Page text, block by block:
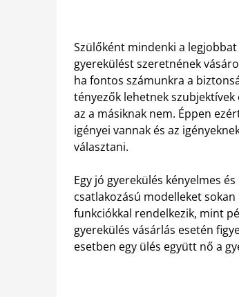
Szülőként mindenki a
gyerekülést szeretnének
ha fontos számunkra a
tényezők lehetnek
az a másiknak nem. Éppen
igényei vannak és az
választani.
Egy jó gyerekülés kényelmes
csatlakozású modelleket
funkciókkal rendelkezik, mint
gyerekülés vásárlás esetén
esetben egy ülés együtt nő a